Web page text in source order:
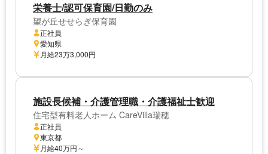
栄養士/認可保育園/日勤のみ
望が丘せせらぎ保育園
正社員
愛知県
月給23万3,000円
施設長候補・介護管理職・介護福祉士歓迎
住宅型有料老人ホーム CareVilla瑞穂
正社員
東京都
月給40万円～